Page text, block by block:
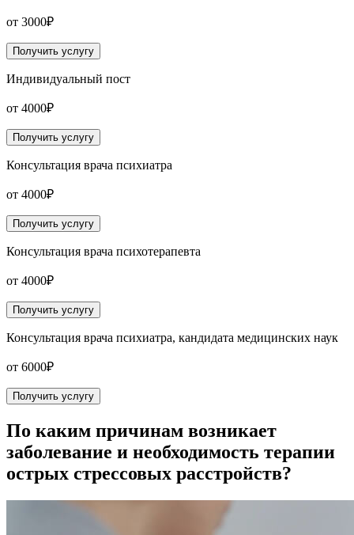
от 3000₽
Получить услугу
Индивидуальный пост
от 4000₽
Получить услугу
Консультация врача психиатра
от 4000₽
Получить услугу
Консультация врача психотерапевта
от 4000₽
Получить услугу
Консультация врача психиатра, кандидата медицинских наук
от 6000₽
Получить услугу
По каким причинам возникает
заболевание и необходимость терапии
острых стрессовых расстройств?